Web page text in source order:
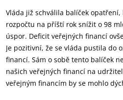
Vláda již schválila balíček
rozpočtu na příští rok snížit o 98
úspor. Deficit veřejných financí
Je pozitivní, že se vláda pustila do
financí. Sám o sobě tento balíček
našich veřejných financí na
veřejným financím by se mohlo